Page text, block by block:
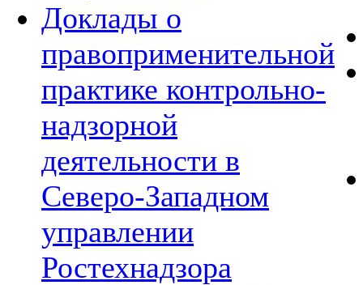
Доклады о
правоприменительной
практике контрольно-
надзорной
деятельности в
Северо-Западном
управлении
Ростехнадзора